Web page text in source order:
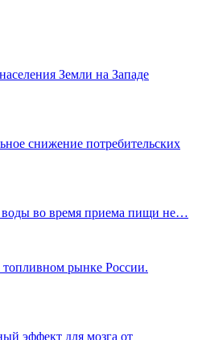
Земли на Западе
снижение потребительских
воды во время приема пищи не…
рынке России.
эффект для мозга от